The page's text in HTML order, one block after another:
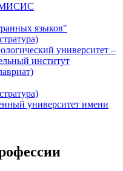
МИСИС
языков"
университет –
институт
университет имени